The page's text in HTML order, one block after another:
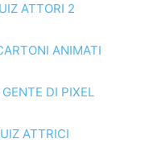
ATTORI 2
ANIMATI
DI PIXEL
ATTRICI